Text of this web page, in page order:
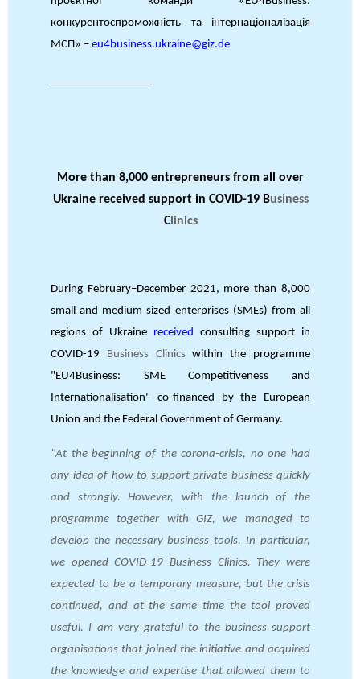
конкурентоспроможність та інтернаціоналізація
МСП» – eu4business.ukraine@giz.de
More than 8,000 entrepreneurs from all over
Ukraine received support in COVID-19 Business
Clinics
During February–December 2021, more than 8,000
small and medium sized enterprises (SMEs) from all
regions of Ukraine received
consulting support in
COVID-19
Business Clinicswithin the programme
"EU4Business: SME Competitiveness and
Internationalisation" co-financed by the European
Union and the Federal Government of Germany.
"At the beginning of the corona-crisis, no one had
any idea of ​​how to support private business quickly
and strongly. However, with the launch of the
programme together with GIZ, we managed to
develop the necessary business tools. In particular,
we opened COVID-19 Business Clinics. They were
expected to be a temporary measure, but the crisis
continued, and at the same time the tool proved
useful. I am very grateful to the business support
organisations that joined the initiative and acquired
the knowledge and expertise that allowed them to